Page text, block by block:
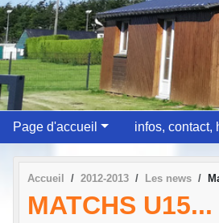
Page d'accueil infos, contact,
Accueil 2012-2013 Les news
MATCHS U15...